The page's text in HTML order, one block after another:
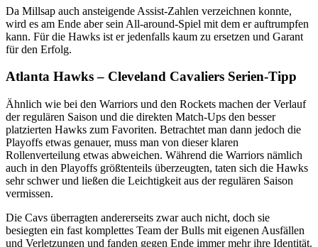
Da Millsap auch ansteigende Assist-Zahlen verzeichnen konnte,
wird es am Ende aber sein All-around-Spiel mit dem er auftrumpfen
kann. Für die Hawks ist er jedenfalls kaum zu ersetzen und Garant
für den Erfolg.
Atlanta Hawks – Cleveland Cavaliers Serien-Tipp
Ähnlich wie bei den Warriors und den Rockets machen der Verlauf
der regulären Saison und die direkten Match-Ups den besser
platzierten Hawks zum Favoriten. Betrachtet man dann jedoch die
Playoffs etwas genauer, muss man von dieser klaren
Rollenverteilung etwas abweichen. Während die Warriors nämlich
auch in den Playoffs größtenteils überzeugten, taten sich die Hawks
sehr schwer und ließen die Leichtigkeit aus der regulären Saison
vermissen.
Die Cavs überragten andererseits zwar auch nicht, doch sie
besiegten ein fast komplettes Team der Bulls mit eigenen Ausfällen
und Verletzungen und fanden gegen Ende immer mehr ihre Identität.